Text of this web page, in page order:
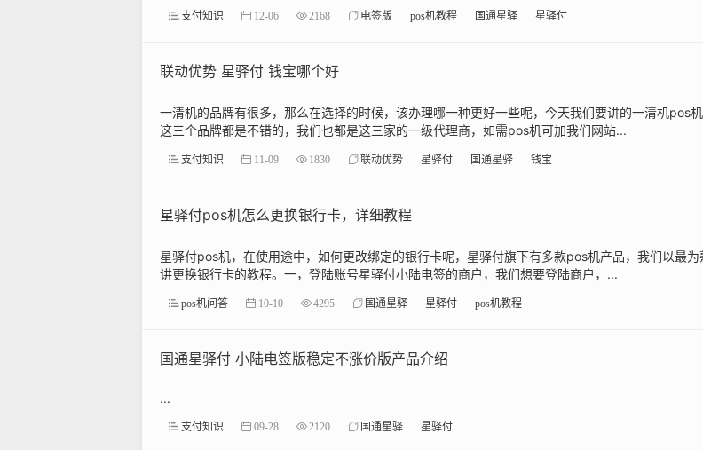
支付知识 12-06 2168 电签版 pos机教程 国通星驿 星驿付
联动优势 星驿付 钱宝哪个好
一清机的品牌有很多，那么在选择的时候，该办理哪一种更好一些呢，今天我们要讲的一清机pos
这三个品牌都是不错的，我们也都是这三家的一级代理商，如需pos机可加我们网站...
支付知识 11-09 1830 联动优势 星驿付 国通星驿 钱宝
星驿付pos机怎么更换银行卡，详细教程
星驿付pos机，在使用途中，如何更改绑定的银行卡呢，星驿付旗下有多款pos机产品，我们以最
讲更换银行卡的教程。一，登陆账号星驿付小陆电签的商户，我们想要登陆商户，...
pos机问答 10-10 4295 国通星驿 星驿付 pos机教程
国通星驿付 小陆电签版稳定不涨价版产品介绍
...
支付知识 09-28 2120 国通星驿 星驿付